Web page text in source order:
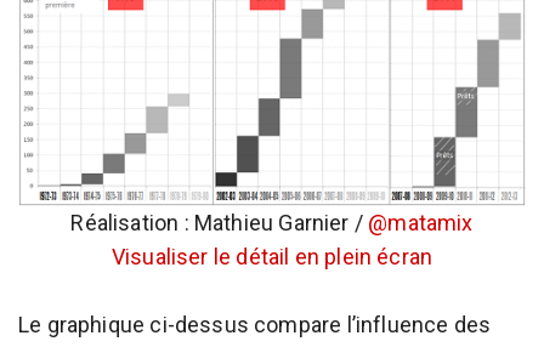
Réalisation : Mathieu Garnier / @matamix
Visualiser le détail en plein écran
Le graphique ci-dessus compare l’influence des